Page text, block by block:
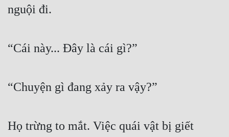
nguội đi.
“Cái này... Đây là cái gì?”
“Chuyện gì đang xảy ra vậy?”
Họ trừng to mắt. Việc quái vật bị giết